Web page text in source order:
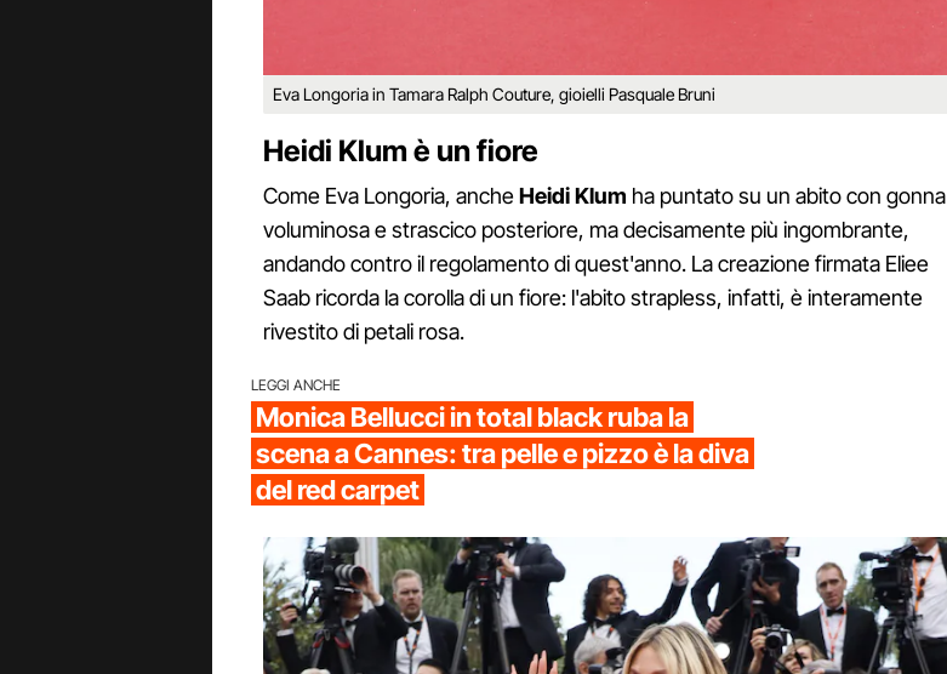
Eva Longoria in Tamara Ralph Couture, gioielli Pasquale Bruni
Heidi Klum è un fiore
Come Eva Longoria, ancheHeidi Klum ha puntato su un abito con gonna
voluminosa e strascico posteriore, ma decisamente più ingombrante,
andando contro il regolamento di quest'anno. La creazione firmata Eliee
Saab ricorda la corolla di un fiore: l'abito strapless, infatti, è interamente
rivestito di petali rosa.
LEGGI ANCHE
Monica Bellucci in total black ruba la
scena a Cannes: tra pelle e pizzo è la diva
del red carpet